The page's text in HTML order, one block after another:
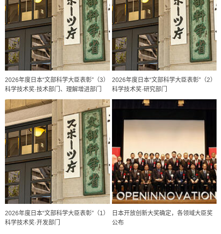
2026年度日本“文部科学大臣表彰”（3）
科学技术奖·技术部门、理解增进部门
2026年度日本“文部科学大臣表彰”（2）
科学技术奖·研究部门
2026年度日本“文部科学大臣表彰”（1）
科学技术奖·开发部门
日本开放创新大奖确定，各领域大臣奖
公布
科学研究
开发出300亿年仅误差1秒的光晶格钟，构建网络将其打造为下一代社会
基础设施
科学研究
产总研无需石油利用松脂制备石墨前驱体，可作为电池电极材料